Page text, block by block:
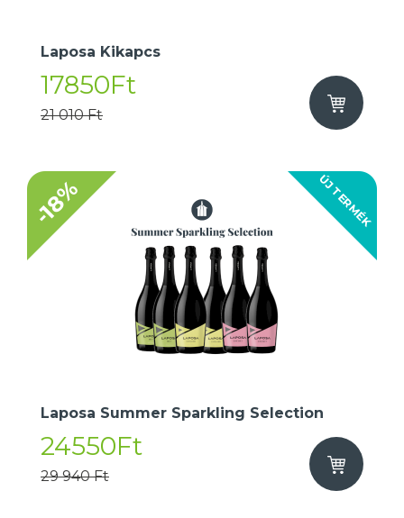
Laposa Kikapcs
17850Ft
21 010 Ft
ÚJ TERMÉK
-18%
Laposa Summer Sparkling Selection
24550Ft
29 940 Ft